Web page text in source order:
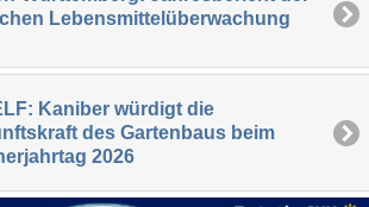
Lebensmittelüberwachung
Kaniber würdigt die
des Gartenbaus beim
2026